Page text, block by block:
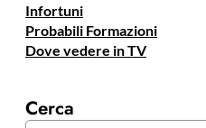
Infortuni
Probabili Formazioni
Dove vedere in TV
Cerca